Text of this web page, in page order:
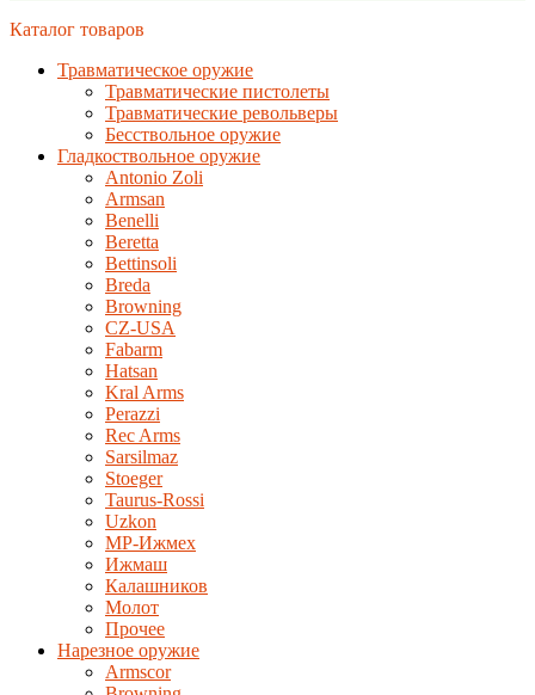
Каталог товаров
Травматическое оружие
Травматические пистолеты
Травматические револьверы
Бесствольное оружие
Гладкоствольное оружие
Antonio Zoli
Armsan
Benelli
Beretta
Bettinsoli
Breda
Browning
CZ-USA
Fabarm
Hatsan
Kral Arms
Perazzi
Rec Arms
Sarsilmaz
Stoeger
Taurus-Rossi
Uzkon
MP-Ижмех
Ижмаш
Калашников
Молот
Прочее
Нарезное оружие
Armscor